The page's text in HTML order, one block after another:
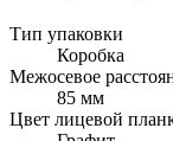
Тип упаковки
Коробка
Межосевое
85 мм
Цвет лицевой